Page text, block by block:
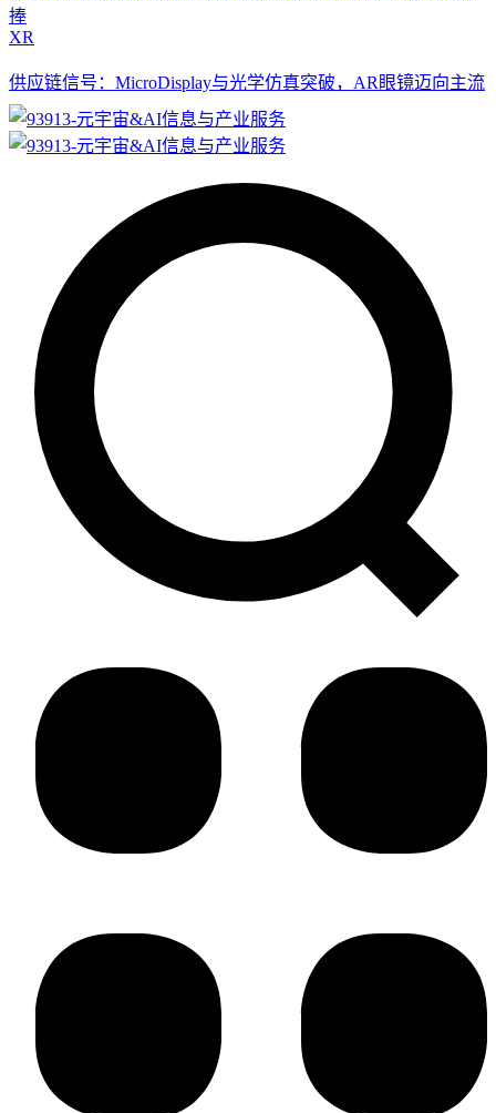
捧
XR
供应链信号：MicroDisplay与光学仿真突破，AR眼镜迈向主流